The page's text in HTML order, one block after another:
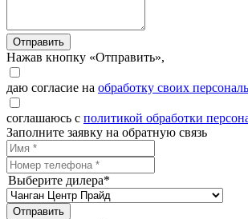
Отправить
Нажав кнопку «Отправить»,
даю согласие на обработку своих
соглашаюсь с политикой обработки
Заполните заявку на обратную связь
Выберите дилера*
Отправить